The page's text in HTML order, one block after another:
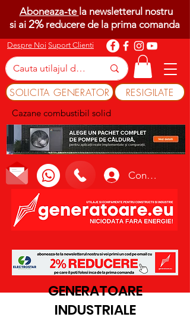
Despre Noi Suport Clienti
SOLICITA GENERATOR RESIGILATE
Cazane combustibil solid
Conectează-te
Aboneaza-te la newsletterul nostru
si ai 2%reducere de la prima comanda
GENERATOARE
INDUSTRIALE